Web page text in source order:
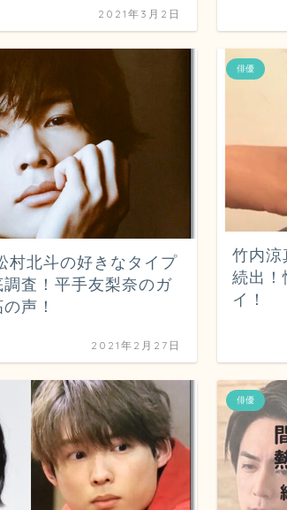
2021年3月2日
村北斗の好きなタイプ
査！平手友梨奈のガ
声！
2021年2月27日
俳優
竹内涼
続出！
イ！
俳優